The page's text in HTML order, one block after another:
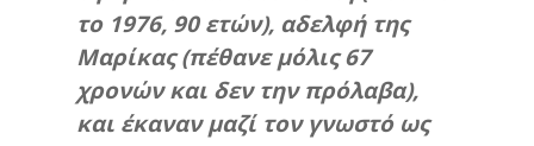
το 1976, 90 ετών), αδελφή της
Μαρίκας (πέθανε μόλις 67
χρονών και δεν την πρόλαβα),
και έκαναν μαζί τον γνωστό ως